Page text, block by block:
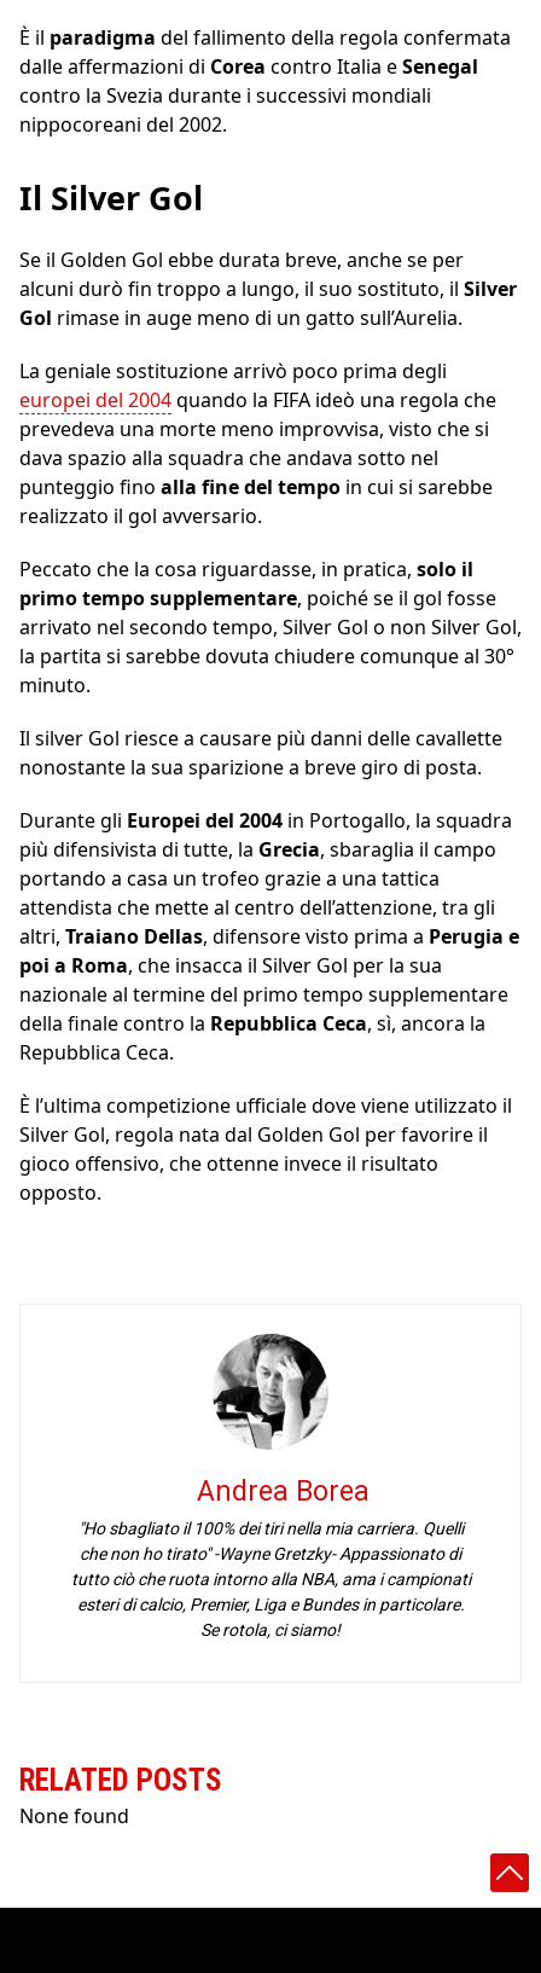
È il paradigma del fallimento della regola confermata
dalle affermazioni di Corea contro Italia eSenegal
contro la Svezia durante i successivi mondiali
nippocoreani del 2002.
Il Silver Gol
Se il Golden Gol ebbe durata breve, anche se per
alcuni durò fin troppo a lungo, il suo sostituto, il Silver
Gol rimase in auge meno di un gatto sull’Aurelia.
La geniale sostituzione arrivò poco prima degli
europei del 2004quando la FIFA ideò una regola che
prevedeva una morte meno improvvisa, visto che si
dava spazio alla squadra che andava sotto nel
punteggio fino alla fine del tempo in cui si sarebbe
realizzato il gol avversario.
Peccato che la cosa riguardasse, in pratica, solo il
primo tempo supplementare, poiché se il gol fosse
arrivato nel secondo tempo, Silver Gol o non Silver Gol,
la partita si sarebbe dovuta chiudere comunque al 30°
minuto.
Il silver Gol riesce a causare più danni delle cavallette
nonostante la sua sparizione a breve giro di posta.
Durante gli Europei del 2004 in Portogallo, la squadra
più difensivista di tutte, la Grecia, sbaraglia il campo
portando a casa un trofeo grazie a una tattica
attendista che mette al centro dell’attenzione, tra gli
altri, Traiano Dellas, difensore visto prima a Perugia e
poi a Roma, che insacca il Silver Gol per la sua
nazionale al termine del primo tempo supplementare
della finale contro la Repubblica Ceca, sì, ancora la
Repubblica Ceca.
È l’ultima competizione ufficiale dove viene utilizzato il
Silver Gol, regola nata dal Golden Gol per favorire il
gioco offensivo, che ottenne invece il risultato
opposto.
Andrea Borea
"Ho sbagliato il 100% dei tiri nella mia carriera. Quelli
che non ho tirato" -Wayne Gretzky- Appassionato di
tutto ciò che ruota intorno alla NBA, ama i campionati
esteri di calcio, Premier, Liga e Bundes in particolare.
Se rotola, ci siamo!
RELATED POSTS
None found